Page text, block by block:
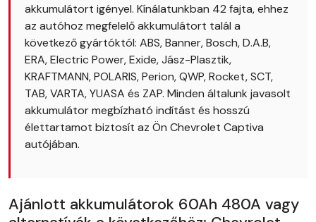
akkumulátort igényel. Kínálatunkban 42 fajta, ehhez
az autóhoz megfelelő akkumulátort talál a
következő gyártóktól: ABS, Banner, Bosch, D.A.B,
ERA, Electric Power, Exide, Jász-Plasztik,
KRAFTMANN, POLARIS, Perion, QWP, Rocket, SCT,
TAB, VARTA, YUASA és ZAP. Minden általunk javasolt
akkumulátor megbízható indítást és hosszú
élettartamot biztosít az Ön Chevrolet Captiva
autójában.
Ajánlott akkumulátorok 60Ah 480A vagy